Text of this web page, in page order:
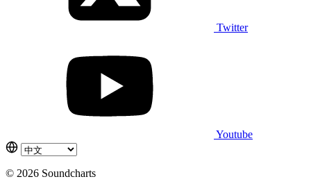
Twitter
Youtube
© 2026 Soundcharts